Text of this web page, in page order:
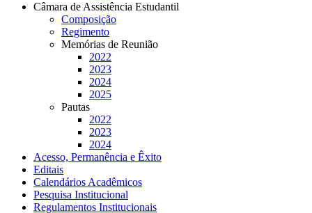
Câmara de Assistência Estudantil
Composição
Regimento
Memórias de Reunião
2022
2023
2024
2025
Pautas
2022
2023
2024
Acesso, Permanência e Êxito
Editais
Calendários Acadêmicos
Pesquisa Institucional
Regulamentos Institucionais